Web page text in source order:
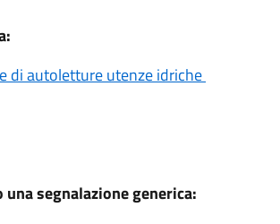
di autoletture utenze idriche
segnalazione generica: